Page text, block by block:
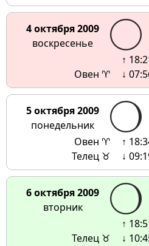
4 октября 2009
воскресенье
Овен ♈
↑
↓
5 октября 2009
понедельник
Овен ♈
Телец ♉
↑
↓
6 октября 2009
вторник
Телец ♉
↑
↓